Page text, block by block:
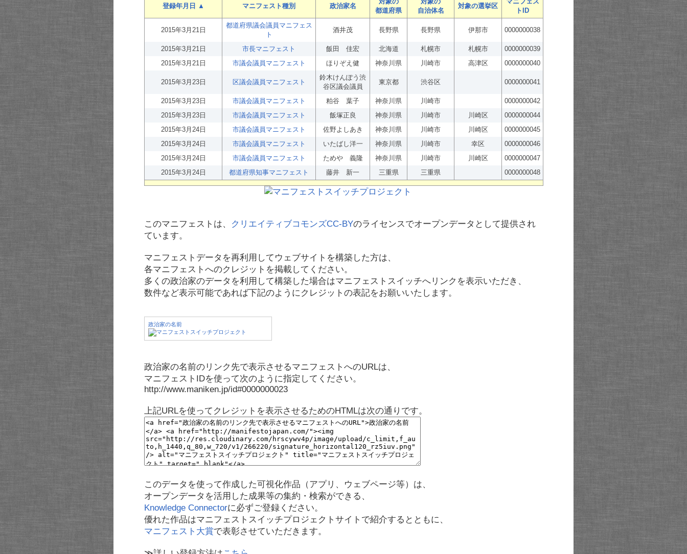
登録年月日 ▲ マニフェスト種別 政治家名
都道府県
自治体名
対象の選挙区
トID
2015年3月21日
都道府県議会議員マニフェス
ト
酒井茂 長野県 長野県 伊那市 0000000038
2015年3月21日 市長マニフェスト 飯田 佳宏 北海道 札幌市 札幌市
0000000039
2015年3月21日
市議会議員マニフェスト ほりぞえ健 神奈川県 川崎市 高津区 0000000040
2015年3月23日 区議会議員マニフェスト
鈴木けんぽう渋
谷区議会議員
東京都 渋谷区 0000000041
2015年3月23日 市議会議員マニフェスト 粕谷 葉子 神奈川県 川崎市
0000000042
2015年3月23日
市議会議員マニフェスト 飯塚正良 神奈川県 川崎市 川崎区
0000000044
2015年3月24日
市議会議員マニフェスト 佐野よしあき 神奈川県 川崎市 川崎区
0000000045
2015年3月24日
市議会議員マニフェスト いたばし洋一 神奈川県 川崎市 幸区
0000000046
2015年3月24日
市議会議員マニフェスト ためや 義隆 神奈川県 川崎市 川崎区
0000000047
2015年3月24日
都道府県知事マニフェスト 藤井 新一 三重県 三重県 0000000048
このマニフェストは、 クリエイティブコモンズCC-BYのライセンスでオープンデータとして提供され
ています。
マニフェストデータを再利用してウェブサイトを構築した方は、
各マニフェストへのクレジットを掲載してください。
多くの政治家のデータを利用して構築した場合はマニフェストスイッチへリンクを表示いただき、
数件など表示可能であれば下記のようにクレジットの表記をお願いいたします。
政治家の名前
政治家の名前のリンク先で表示させるマニフェストへのURLは、
マニフェストIDを使って次のように指定してください。
http://www.maniken.jp/id#0000000023
上記URLを使ってクレジットを表示させるためのHTMLは次の通りです。
このデータを使って作成した可視化作品（アプリ、ウェブページ等）は、
オープンデータを活用した成果等の集約・検索ができる、
Knowledge Connectorに必ずご登録ください。
優れた作品はマニフェストスイッチプロジェクトサイトで紹介するとともに、
マニフェスト大賞で表彰させていただきます。